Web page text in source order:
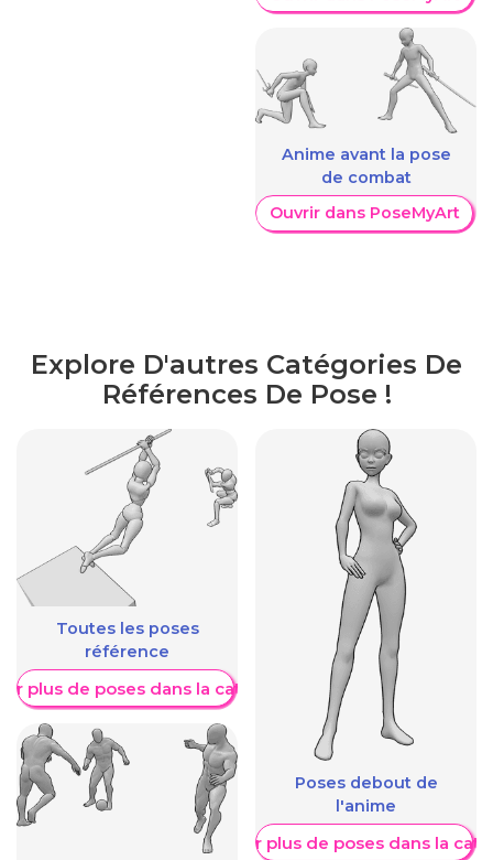
Anime avant la pose
de combat
Ouvrir dans PoseMyArt
Explore D'autres Catégories De
Références De Pose !
Toutes les poses
référence
plus de poses dans la catégorie
Poses debout de
l'anime
Afficher plus de poses dans la